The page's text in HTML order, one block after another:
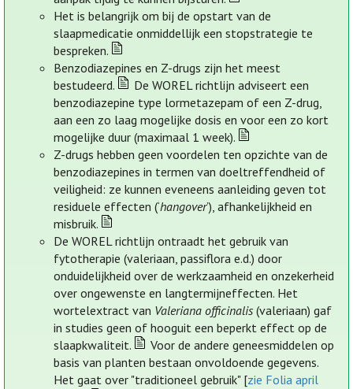
Het is belangrijk om bij de opstart van de
slaapmedicatie onmiddellijk een stopstrategie te
bespreken.
Benzodiazepines en Z-drugs zijn het meest
bestudeerd.
De WOREL richtlijn adviseert een
benzodiazepine type lormetazepam of een Z-drug,
aan een zo laag mogelijke dosis en voor een zo kort
mogelijke duur (maximaal 1 week).
Z-drugs hebben geen voordelen ten opzichte van de
benzodiazepines in termen van doeltreffendheid of
veiligheid: ze kunnen eveneens aanleiding geven tot
residuele effecten (‘hangover’), afhankelijkheid en
misbruik.
De WOREL richtlijn ontraadt het gebruik van
fytotherapie (valeriaan, passiflora e.d.) door
onduidelijkheid over de werkzaamheid en onzekerheid
over ongewenste en langtermijneffecten. Het
wortelextract van Valeriana officinalis (valeriaan) gaf
in studies geen of hooguit een beperkt effect op de
slaapkwaliteit.
Voor de andere geneesmiddelen op
basis van planten bestaan onvoldoende gegevens.
Het gaat over "traditioneel gebruik" [zie Folia april